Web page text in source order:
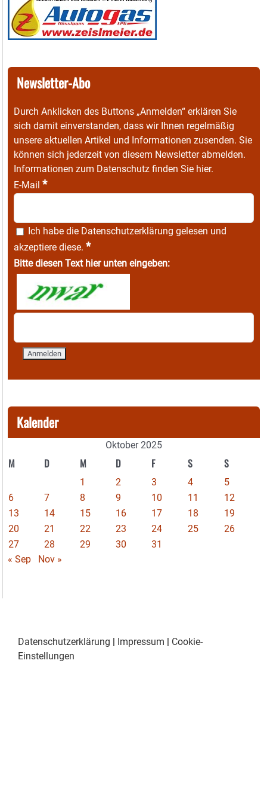
Newsletter-Abo
Durch Anklicken des Buttons „Anmelden“ erklären Sie
sich damit einverstanden, dass wir Ihnen regelmäßig
unsere aktuellen Artikel und Informationen zusenden. Sie
können sich jederzeit von diesem Newsletter abmelden.
Informationen zum Datenschutz finden Sie hier.
E-Mail *
Ich habe die Datenschutzerklärung gelesen und
akzeptiere diese. *
Bitte diesen Text hier unten eingeben:
Kalender
Oktober 2025
M D M D F S S
1 2 3 4
5
6
7 8 9 10 11
12
13
14 15 16 17 18
19
20
21 22 23 24 25
26
27
28 29 30
31
« Sep
Nov »
Datenschutzerklärung | Impressum | Cookie-
Einstellungen